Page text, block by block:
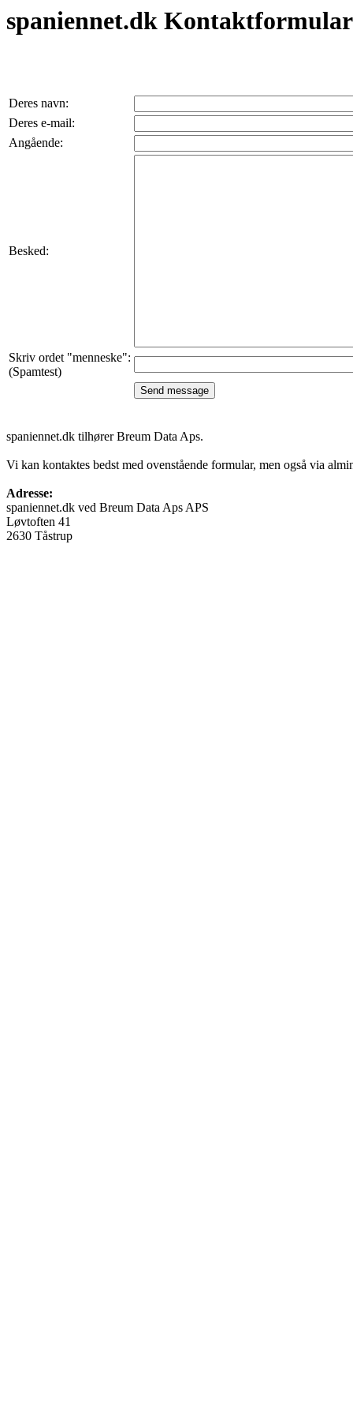
spaniennet.dk Kontaktformular
Deres navn:
Deres e-mail:
Angående:
Besked:
Skriv ordet "menneske":
(Spamtest)
spaniennet.dk tilhører Breum Data Aps.
Vi kan kontaktes bedst med ovenstående formular, men også via
Adresse:
spaniennet.dk ved Breum Data Aps APS
Løvtoften 41
2630 Tåstrup